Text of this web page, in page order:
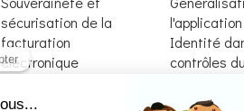
sécurisation de la
facturation
électronique
Identité
contrôles